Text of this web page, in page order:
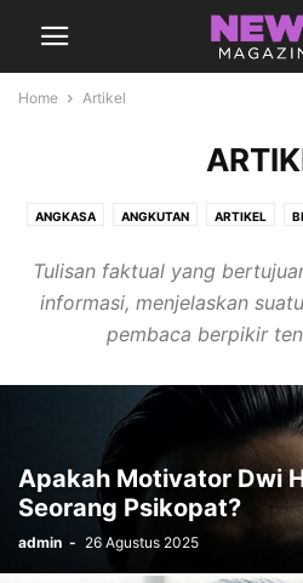
Home Artikel
ANGKASA ANGKUTAN ARTIKEL
SAINS SPORTS TAK
VOUCHER
Tulisan faktual yang
informasi, menjelaskan
pembaca berpikir
Apakah Motivator Dwi
Seorang Psikopat?
admin - 26 Agustus 2025